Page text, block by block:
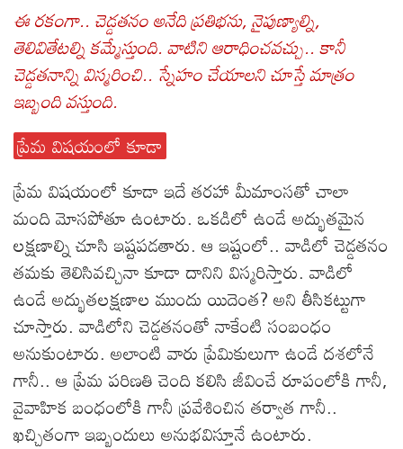
ఈ రకంగా.. చెడ్డతనం అనేది ప్రతిభను, నైపుణ్యాల్ని,
తెలివితేటల్ని కమ్మేస్తుంది. వాటిని ఆరాధించవచ్చు.. కానీ
చెడ్డతనాన్ని విస్మరించి.. స్నేహం చేయాలని చూస్తే మాత్రం
ఇబ్బంది వస్తుంది.
ప్రేమ విషయంలో కూడా
ప్రేమ విషయంలో కూడా ఇదే తరహా మీమాంసతో చాలా
మంది మోసపోతూ ఉంటారు. ఒకడిలో ఉండే అద్భుతమైన
లక్షణాల్ని చూసి ఇష్టపడతారు. ఆ ఇష్టంలో.. వాడిలో చెడ్డతనం
తమకు తెలిసివచ్చినా కూడా దానిని విస్మరిస్తారు. వాడిలో
ఉండే అద్భుతలక్షణాల ముందు యిదెంత? అని తీసికట్టుగా
చూస్తారు. వాడిలోని చెడ్డతనంతో నాకేంటి సంబంధం
అనుకుంటారు. అలాంటి వారు ప్రేమికులుగా ఉండే దశలోనే
గానీ.. ఆ ప్రేమ పరిణతి చెంది కలిసి జీవించే రూపంలోకి గానీ,
వైవాహిక బంధంలోకి గానీ ప్రవేశించిన తర్వాత గానీ..
ఖచ్చితంగా ఇబ్బందులు అనుభవిస్తూనే ఉంటారు.